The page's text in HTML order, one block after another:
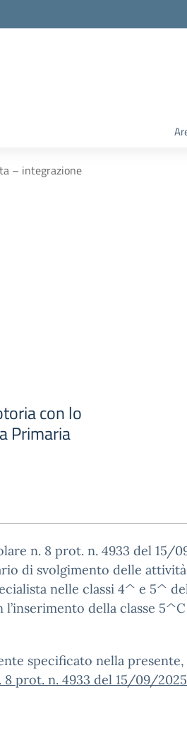
– integrazione
con lo
Primaria
n. 8 prot. n. 4933 del 15/
di svolgimento delle
nelle classi 4^ e 5^
della classe
specificato nella
prot. n. 4933 del 15/09/2025